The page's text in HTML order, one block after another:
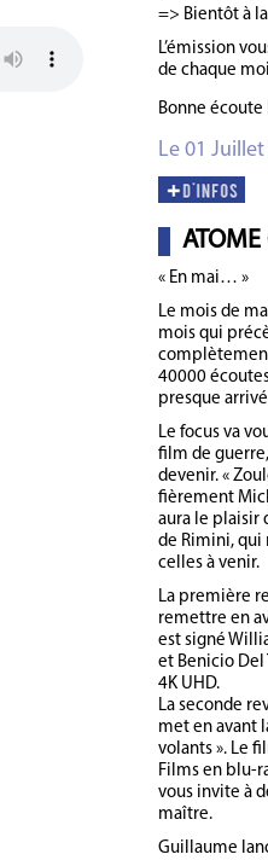
=> Bientôt à
L’émission
de chaque
Bonne écoute
Le 01 Juillet
« En mai… »
Le mois de
mois qui
40000
presque
Le focus va
film de
devenir. «
fièrement
aura le plaisir
de Rimini, qui
celles à venir.
La première
remettre en
est signé
et Benicio Del
4K UHD.
La seconde
met en avant
volants ». Le
Films en blu-
vous invite à
maître.
Guillaume